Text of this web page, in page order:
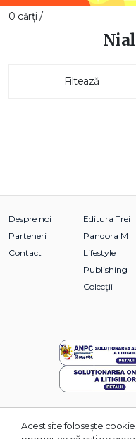
0 cărți /
Filtează
Despre noi
Parteneri
Contact
Editura Trei
Pandora M
Lifestyle
Publishing
Colecții
© 2026 Grupul
Acest site foloseşte